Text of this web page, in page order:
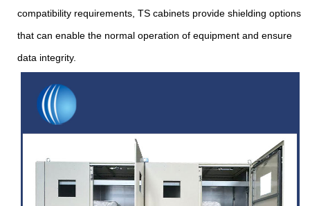
compatibility requirements, TS cabinets provide shielding options
that can enable the normal operation of equipment and ensure
data integrity.